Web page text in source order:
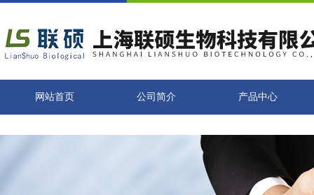
网站首页 公司简介 产品中心